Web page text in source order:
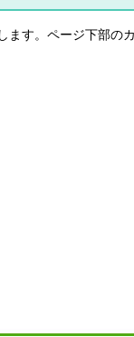
ます。ページ下部